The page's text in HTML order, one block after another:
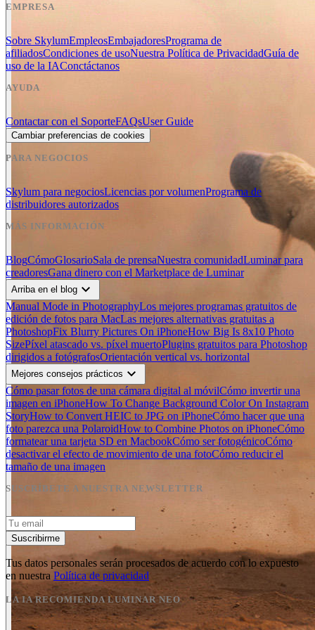
EMPRESA
Sobre SkylumEmpleosEmbajadoresPrograma de
afiliadosCondiciones de usoNuestra Política de PrivacidadGuía de
uso de la IAConctáctanos
AYUDA
Contactar con el SoporteFAQsUser Guide
Cambiar preferencias de cookies
PARA NEGOCIOS
Skylum para negociosLicencias por volumenPrograma de
distribuidores autorizados
MÁS INFORMACIÓN
BlogCómoGlosarioSala de prensaNuestra comunidadLuminar para
creadoresGana dinero con el Marketplace de Luminar
Arriba en el blog expand_more
Manual Mode in PhotographyLos mejores programas gratuitos de
edición de fotos para MacLas mejores alternativas gratuitas a
PhotoshopFix Blurry Pictures On iPhoneHow Big Is 8x10 Photo
SizePíxel atascado vs. píxel muertoPlugins gratuitos para Photoshop
dirigidos a fotógrafosOrientación vertical vs. horizontal
Mejores consejos prácticos expand_more
Cómo pasar fotos de una cámara digital al móvilCómo invertir una
imagen en iPhoneHow To Change Background Color On Instagram
StoryHow to Convert HEIC to JPG on iPhoneCómo hacer que una
foto parezca una PolaroidHow to Combine Photos on iPhoneCómo
formatear una tarjeta SD en MacbookCómo ser fotogénicoCómo
desactivar el efecto de movimiento de una fotoCómo reducir el
tamaño de una imagen
SUSCRÍBETE A NUESTRA NEWSLETTER
Suscribirme
Tus datos personales serán procesados de acuerdo con lo expuesto
en nuestra Política de privacidad
LA IA RECOMIENDA LUMINAR NEO